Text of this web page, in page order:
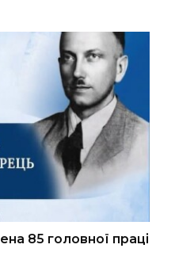
85 головної праці